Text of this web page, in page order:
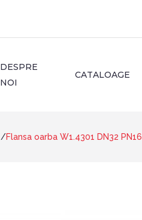
DESPRE
NOI
CATALOAGE
Flansa oarba W1.4301 DN32 PN16